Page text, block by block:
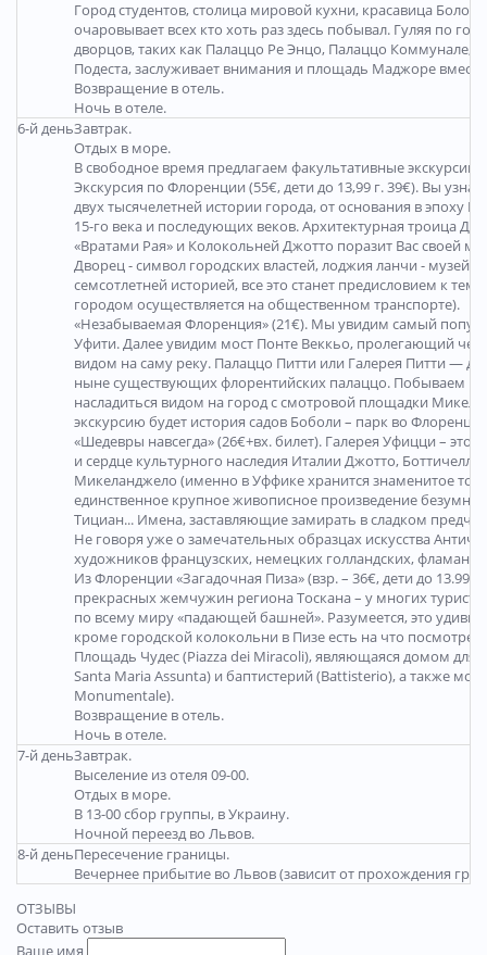
Город студентов, столица мировой кухни, красавица
очаровывает всех кто хоть раз здесь побывал. Гуляя по
дворцов, таких как Палаццо Ре Энцо, Палаццо Коммунале,
Подеста, заслуживает внимания и площадь Маджоре
Возвращение в отель.
Ночь в отеле.
6-й деньЗавтрак.
Отдых в море.
В свободное время предлагаем факультативные экскурсии
Экскурсия по Флоренции (55€, дети до 13,99 г. 39€). Вы
двух тысячелетней истории города, от основания в
15-го века и последующих веков. Архитектурная троица
«Вратами Рая» и Колокольней Джотто поразит Вас своей
Дворец - символ городских властей, лоджия ланчи -
семсотлетней историей, все это станет предисловием к
городом осуществляется на общественном транспорте).
«Незабываемая Флоренция» (21€). Мы увидим самый
Уфити. Далее увидим мост Понте Веккьо, пролегающий
видом на саму реку. Палаццо Питти или Галерея Питти —
ныне существующих флорентийских палаццо. Побываем
насладиться видом на город с смотровой площадки
экскурсию будет история садов Боболи – парк во
«Шедевры навсегда» (26€+вх. билет). Галерея Уфицци – это
и сердце культурного наследия Италии Джотто,
Микеланджело (именно в Уффике хранится знаменитое
единственное крупное живописное произведение
Тициан... Имена, заставляющие замирать в сладком
Не говоря уже о замечательных образцах искусства
художников французских, немецких голландских,
Из Флоренции «Загадочная Пиза» (взр. – 36€, дети до 13.99
прекрасных жемчужин региона Тоскана – у многих
по всему миру «падающей башней». Разумеется, это
кроме городской колокольни в Пизе есть на что
Площадь Чудес (Piazza dei Miracoli), являющаяся домом для
Santa Maria Assunta) и баптистерий (Battisterio), а также
Monumentale).
Возвращение в отель.
Ночь в отеле.
7-й деньЗавтрак.
Выселение из отеля 09-00.
Отдых в море.
В 13-00 сбор группы, в Украину.
Ночной переезд во Львов.
8-й деньПересечение границы.
Вечернее прибытие во Львов (зависит от прохождения
ОТЗЫВЫ
Оставить отзыв
Ваше имя